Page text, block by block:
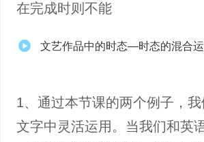
在完成时则不能
文艺作品中的时态—时态的混合运
1、通过本节课的两个例子，
文字中灵活运用。当我们和英